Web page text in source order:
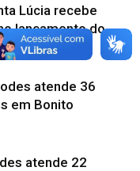
Lúcia recebe
lançamento do
atende 36
em Bonito
atende 22